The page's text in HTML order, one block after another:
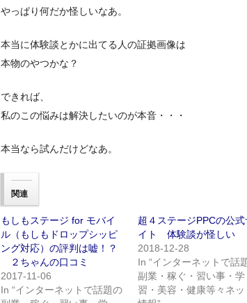
やっぱり何だか怪しいなあ。
本当に体験談とかに出てる人の証拠画像は
本物のやつかな？
できれば、
私のこの悩みは解決したいのが本音・・・
本当なら試んだけどなあ。
関連
もしもステージ for モバイ
ル（もしもドロップシッピ
ング対応）の評判は嘘！？
２ちゃんの口コミ
2017-11-06
In “インターネットで話題の
超４ステージPPCの公式
イト 体験談が怪しい
2018-12-28
In “インターネットで話
副業・稼ぐ・習い事・学
習・美容・健康等々ネッ